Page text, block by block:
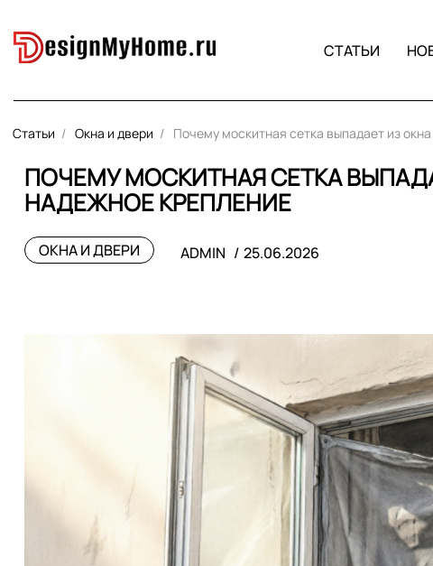
СТАТЬИ
Статьи Окна и двери Почему москитная сетка выпадает из
ПОЧЕМУ МОСКИТНАЯ СЕТКА
НАДЕЖНОЕ КРЕПЛЕНИЕ
ОКНА И ДВЕРИ ADMIN 25.06.2026